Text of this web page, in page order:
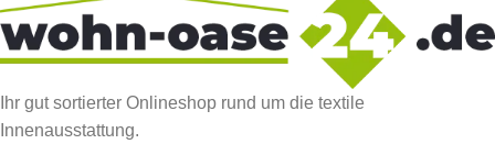
Ihr gut sortierter Onlineshop rund um die textile
Innenausstattung.